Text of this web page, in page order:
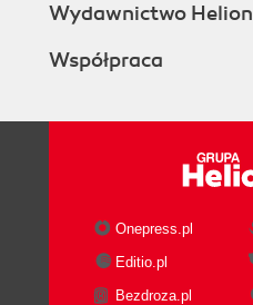
Wydawnictwo Helion
Współpraca
Onepress.pl
Editio.pl
Bezdroza.pl